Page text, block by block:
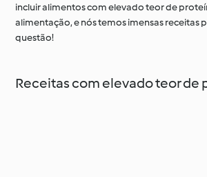
incluir alimentos com elevado teor de
alimentação, e nós temos imensas receitas
questão!
Receitas com elevado teor de